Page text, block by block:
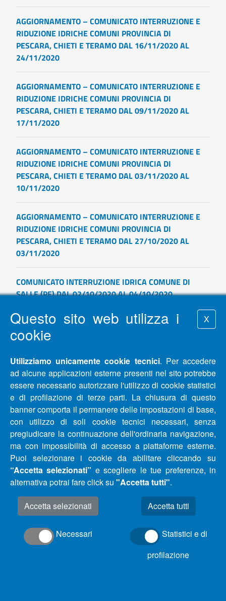
AGGIORNAMENTO – COMUNICATO INTERRUZIONE E
RIDUZIONE IDRICHE COMUNI PROVINCIA DI
PESCARA, CHIETI E TERAMO DAL 16/11/2020 AL
24/11/2020
AGGIORNAMENTO – COMUNICATO INTERRUZIONE E
RIDUZIONE IDRICHE COMUNI PROVINCIA DI
PESCARA, CHIETI E TERAMO DAL 09/11/2020 AL
17/11/2020
AGGIORNAMENTO – COMUNICATO INTERRUZIONE E
RIDUZIONE IDRICHE COMUNI PROVINCIA DI
PESCARA, CHIETI E TERAMO DAL 03/11/2020 AL
10/11/2020
AGGIORNAMENTO – COMUNICATO INTERRUZIONE E
RIDUZIONE IDRICHE COMUNI PROVINCIA DI
PESCARA, CHIETI E TERAMO DAL 27/10/2020 AL
03/11/2020
COMUNICATO INTERRUZIONE IDRICA COMUNE DI
SALLE (PE) DAL 02/10/2020 AL 04/10/2020
COMUNICATO INTERRUZIONE IDRICA COMUNE DI
SALLE(PE)
COMUNICATO PAGAMENTI - EMERGENZA COVID-19
AGGIORNAMENTO – COMUNICATO INTERRUZIONE E
RIDUZIONE IDRICHE COMUNI PROVINCIA DI
PESCARA E CHIETI DAL 28/09/2020 AL 06/10/2020
AGGIORNAMENTO – COMUNICATO INTERRUZIONE E
RIDUZIONE IDRICHE COMUNI PROVINCIA DI
PESCARA E CHIETI- COMUNI DI FRANCAVILLA AL
MARE(CH) E MIGLIANICO (CH)
AGGIORNAMENTO – COMUNICATO INTERRUZIONE E
PESCARA E CHIETI DAL 25/09/2020 AL 29/09/2020
AGGIORNAMENTO – COMUNICATO INTERRUZIONE E
Questo sito web utilizza i
cookie
X
Utilizziamo unicamente cookie tecnici. Per accedere
ad alcune applicazioni esterne presenti nel sito potrebbe
essere necessario autorizzare l'utilizzo di cookie statistici
e di profilazione di terze parti. La chiusura di questo
banner comporta il permanere delle impostazioni di base,
con utilizzo di soli cookie tecnici necessari, senza
pregiudicare la continuazione dell'ordinaria navigazione,
ma con impossibilità di accesso a piattaforme esterne.
Puoi selezionare i cookie da abilitare cliccando su
“Accetta selezionati” e scegliere le tue preferenze, in
alternativa potrai fare click su "Accetta tutti".
Accetta selezionati
Necessari
Statistici e di
profilazione